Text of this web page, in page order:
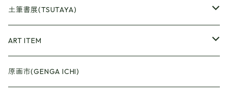
●Artrooming Market
【Artrooming Shop】
【10】
●原画廊+Artrooming Shop
●ONEW Painters Market
土筆書展(TSUTAYA)
画収集
ART ITEM
●Book Cover
原画市(GENGA ICHI)